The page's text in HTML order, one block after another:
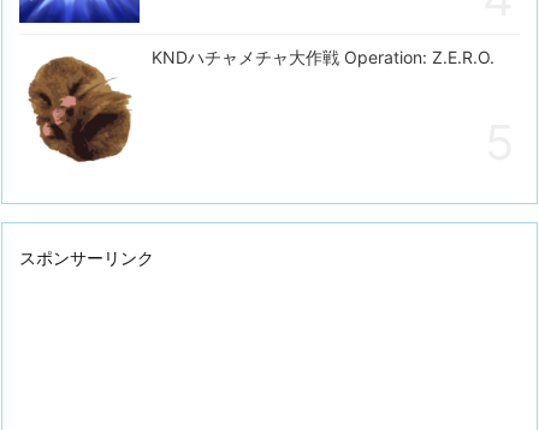
KNDハチャメチャ大作戦 Operation: Z.E.R.O.
スポンサーリンク